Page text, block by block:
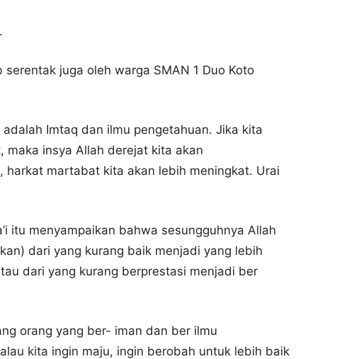
serentak juga oleh warga SMAN 1 Duo Koto
Imtaq dan ilmu pengetahuan. Jika kita
maka insya Allah derejat kita akan
harkat martabat kita akan lebih meningkat. Urai
itu menyampaikan bahwa sesungguhnya Allah
dari yang kurang baik menjadi yang lebih
dari yang kurang berprestasi menjadi ber
orang yang ber- iman dan ber ilmu
kita ingin maju, ingin berobah untuk lebih baik